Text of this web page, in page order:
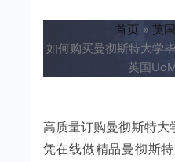
首页
英
如何购买曼彻斯特大学
英国
高质量订购曼彻斯特大
凭在线做精品曼彻斯